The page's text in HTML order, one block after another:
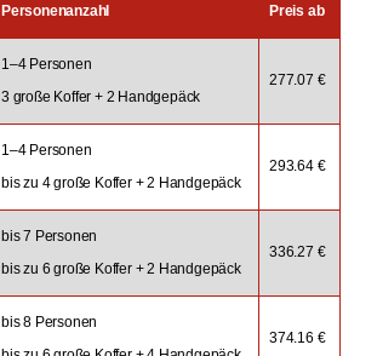
Personenanzahl Preis ab
1–4 Personen
3 große Koffer + 2 Handgepäck
277.07 €
1–4 Personen
bis zu 4 große Koffer + 2 Handgepäck
293.64 €
bis 7 Personen
bis zu 6 große Koffer + 2 Handgepäck
336.27 €
bis 8 Personen
374.16 €